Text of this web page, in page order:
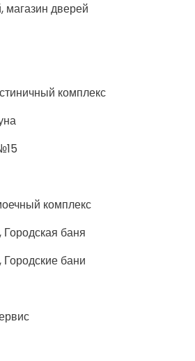
магазин дверей
комплекс
комплекс
Городская баня
Городские бани